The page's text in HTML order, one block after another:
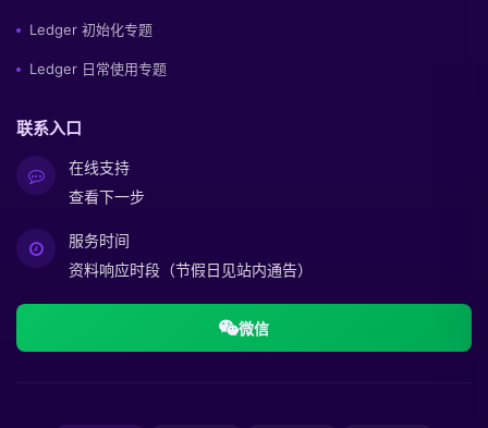
Ledger 初始化专题
Ledger 日常使用专题
联系入口
在线支持
查看下一步
服务时间
资料响应时段（节假日见站内通告）
微信